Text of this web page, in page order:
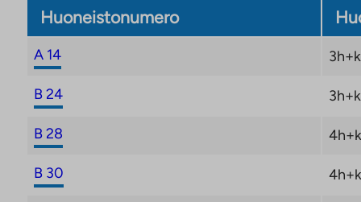
Huoneistonumero
A 14
B 24
B 28
B 30